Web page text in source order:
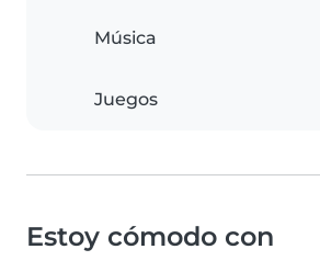
Música
Juegos
Estoy cómodo con